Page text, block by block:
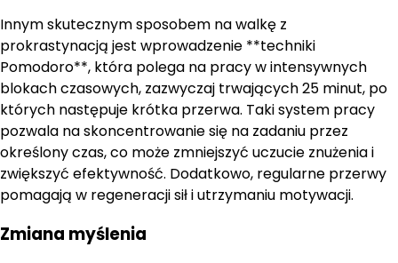
Innym skutecznym sposobem na walkę z
prokrastynacją jest wprowadzenie **techniki
Pomodoro**, która polega na pracy w intensywnych
blokach czasowych, zazwyczaj trwających 25 minut, po
których następuje krótka przerwa. Taki system pracy
pozwala na skoncentrowanie się na zadaniu przez
określony czas, co może zmniejszyć uczucie znużenia i
zwiększyć efektywność. Dodatkowo, regularne przerwy
pomagają w regeneracji sił i utrzymaniu motywacji.
Zmiana myślenia